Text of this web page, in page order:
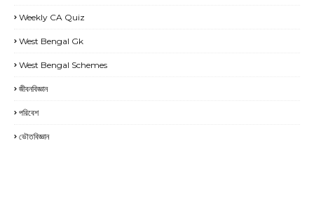
Weekly CA Quiz
West Bengal Gk
West Bengal Schemes
জীবনবিজ্ঞান
পরিবেশ
ভৌতবিজ্ঞান